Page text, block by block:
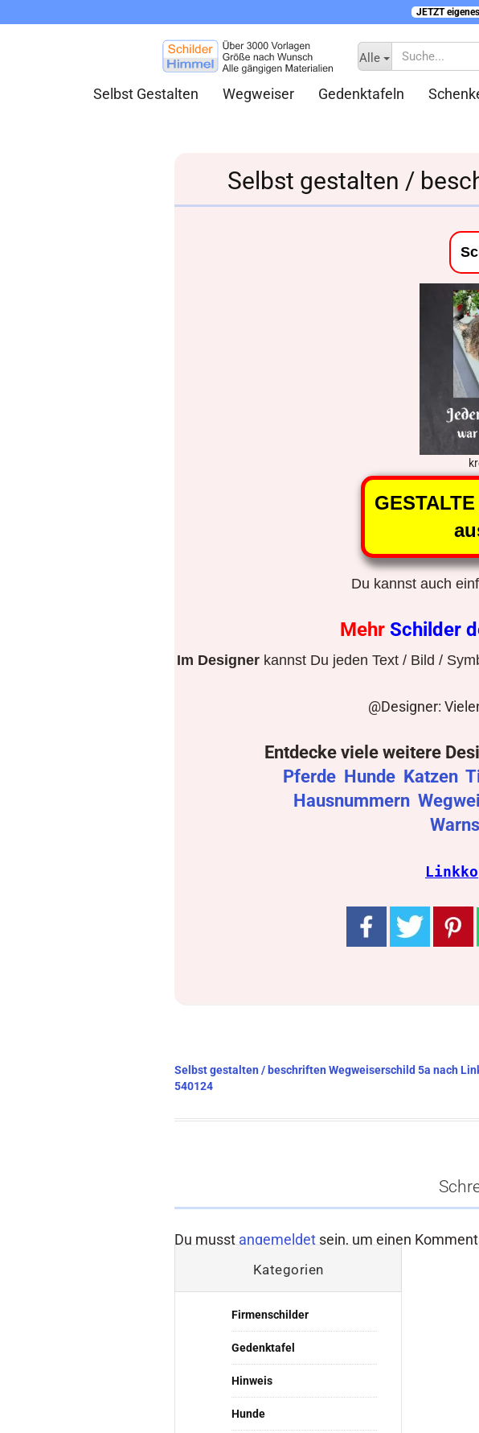
JETZT
Alle
Selbst Gestalten Wegweiser Gedenktafeln
Selbst gestalten /
Du kannst auch
Mehr Schilder
Im Designer kannst Du jeden Text / Bild /
@Designer:
Entdecke viele weitere
Pferde Hunde Katzen
Hausnummern
Beitragsnavigation
Selbst gestalten / beschriften Wegweiserschild 5a nach
540124
Du musst angemeldet sein, um einen
Kategorien
Firmenschilder
Gedenktafel
Hinweis
Hunde